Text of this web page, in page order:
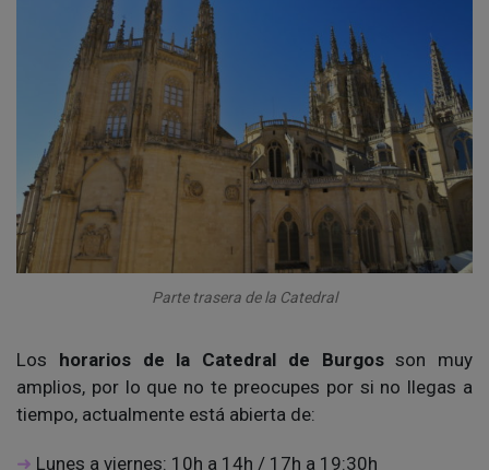
Parte trasera de la Catedral
Los horarios de la Catedral de Burgosson muy
amplios, por lo que no te preocupes por si no llegas a
tiempo, actualmente está abierta de:
Lunes a viernes: 10h a 14h / 17h a 19:30h